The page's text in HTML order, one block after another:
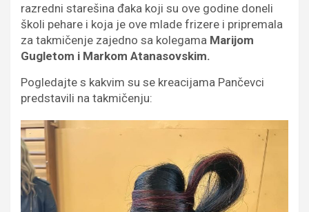
razredni starešina đaka koji su ove godine doneli
školi pehare i koja je ove mlade frizere i pripremala
za takmičenje zajedno sa kolegama Marijom
Gugletom i Markom Atanasovskim.
Pogledajte s kakvim su se kreacijama Pančevci
predstavili na takmičenju: